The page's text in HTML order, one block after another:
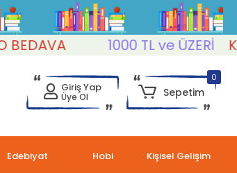
1000 TL ve ÜZERİ
Giriş Yap
Üye Ol
0
Sepetim
Edebiyat Hobi Kişisel Gelişim